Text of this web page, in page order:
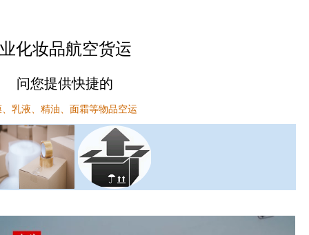
化妆品航空货运
问您提供快捷的
乳液、精油、面霜等物品空运